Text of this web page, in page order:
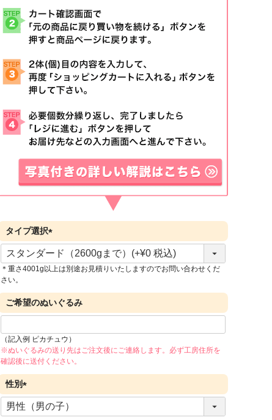
タイプ選択
(
須
＊重さ4001g以上は別途お見積りいたしますのでお問い合わせくだ
さい。
ご希望のぬいぐるみ
（記入例 ピカチュウ）
※ぬいぐるみの送り先はご注文後にご連絡します。必ず工房住所を
確認後に送付ください。
性別
(
必